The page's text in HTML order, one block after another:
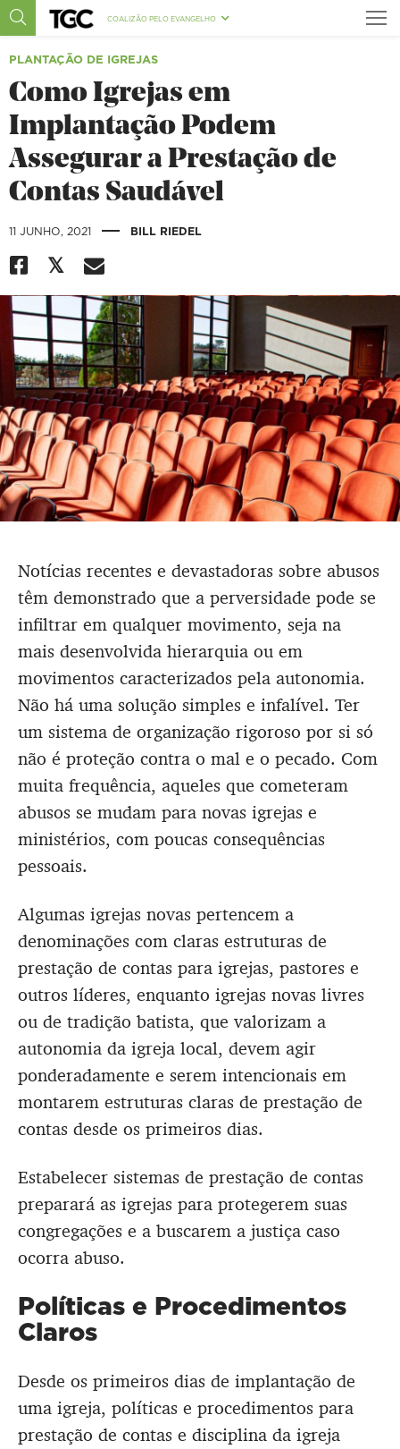
COALIZÃO PELO EVANGELHO
PLANTAÇÃO DE IGREJAS
Como Igrejas em
Implantação Podem
Assegurar a Prestação de
Contas Saudável
11 JUNHO, 2021 | BILL RIEDEL
Notícias recentes e devastadoras sobre abusos
têm demonstrado que a perversidade pode se
infiltrar em qualquer movimento, seja na
mais desenvolvida hierarquia ou em
movimentos caracterizados pela autonomia.
Não há uma solução simples e infalível. Ter
um sistema de organização rigoroso por si só
não é proteção contra o mal e o pecado. Com
muita frequência, aqueles que cometeram
abusos se mudam para novas igrejas e
ministérios, com poucas consequências
pessoais.
Algumas igrejas novas pertencem a
denominações com claras estruturas de
prestação de contas para igrejas, pastores e
outros líderes, enquanto igrejas novas livres
ou de tradição batista, que valorizam a
autonomia da igreja local, devem agir
ponderadamente e serem intencionais em
montarem estruturas claras de prestação de
contas desde os primeiros dias.
Estabelecer sistemas de prestação de contas
preparará as igrejas para protegerem suas
congregações e a buscarem a justiça caso
ocorra abuso.
Políticas e Procedimentos
Claros
Desde os primeiros dias de implantação de
uma igreja, políticas e procedimentos para
prestação de contas e disciplina da igreja